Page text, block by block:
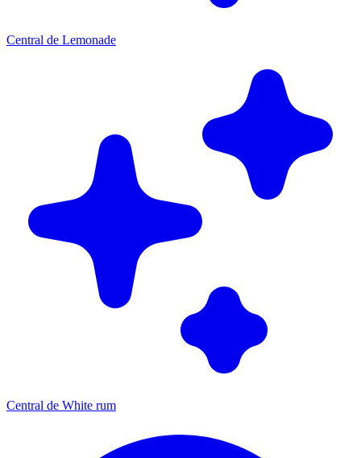
Central de Lemonade
Central de White rum